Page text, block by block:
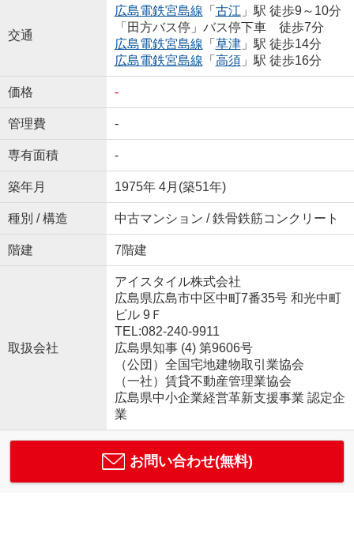
交通
広島電鉄宮島線 「 古江 」駅 徒歩9～10分
「田方バス停」バス停下車 徒歩7分
広島電鉄宮島線 「 草津」駅 徒歩14分
広島電鉄宮島線 「 高須」駅 徒歩16分
価格 -
管理費 -
専有面積 -
築年月 1975年 4月(築51年)
種別 / 構造 中古マンション / 鉄骨鉄筋コンクリート
階建 7階建
取扱会社
アイスタイル株式会社
広島県広島市中区中町7番35号 和光中町
ビル 9Ｆ
TEL:082-240-9911
広島県知事 (4) 第9606号
（公団）全国宅地建物取引業協会
（一社）賃貸不動産管理業協会
広島県中小企業経営革新支援事業 認定企
業
お問い合わせ(無料)